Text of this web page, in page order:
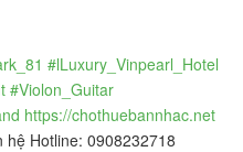
#lLuxury_Vinpearl_Hotel
#Violon_Guitar
https://chothuebannhac.net
hệ Hotline: 0908232718